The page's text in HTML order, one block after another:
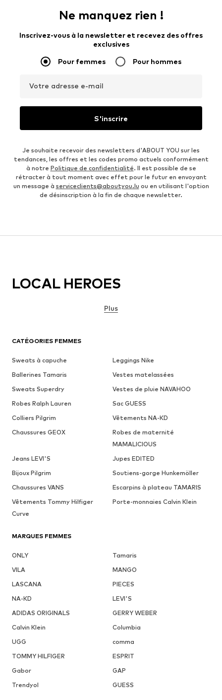
Ne manquez rien !
Inscrivez-vous à la newsletter et recevez des offres
exclusives
Pour femmes Pour hommes
Votre adresse e-mail
S'inscrire
Je souhaite recevoir des newsletters d'ABOUT YOU sur les
tendances, les offres et les codes promo actuels conformément
à notre Politique de confidentialité. Il est possible de se
rétracter à tout moment avec effet pour le futur en envoyant
un message à serviceclients@aboutyou.lu ou en utilisant l'option
de désinscription à la fin de chaque newsletter.
CATÉGORIES FEMMES
Sweats à capuche
Leggings Nike
Ballerines Tamaris
Vestes matelassées
Sweats Superdry
Vestes de pluie NAVAHOO
Robes Ralph Lauren
Sac GUESS
Colliers Pilgrim
Vêtements NA-KD
Chaussures GEOX
Robes de maternité
MAMALICIOUS
Jeans LEVI'S
Jupes EDITED
Bijoux Pilgrim
Soutiens-gorge Hunkemöller
Chaussures VANS
Escarpins à plateau TAMARIS
Vêtements Tommy Hilfiger
Curve
Porte-monnaies Calvin Klein
MARQUES FEMMES
ONLY
Tamaris
VILA
MANGO
LASCANA
PIECES
NA-KD
LEVI'S
ADIDAS ORIGINALS
GERRY WEBER
Calvin Klein
Columbia
UGG
comma
TOMMY HILFIGER
ESPRIT
Gabor
GAP
Trendyol
GUESS
LOCAL HEROES
Plus